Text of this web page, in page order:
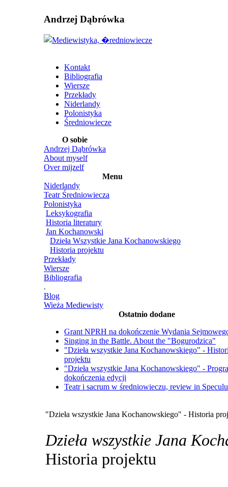
Andrzej Dąbrówka
Kontakt
Bibliografia
Wiersze
Przekłady
Niderlandy
Polonistyka
Średniowiecze
O sobie
Andrzej Dąbrówka
About myself
Over mijzelf
Menu
Niderlandy
Teatr Średniowiecza
Polonistyka
Leksykografia
Historia literatury
Jan Kochanowski
Dzieła Wszystkie Jana Kochanowskiego
Historia projektu
Przekłady
Wiersze
Bibliografia
.
Blog
Wieża Mediewisty
Ostatnio dodane
Grant NPRH na dokończenie Wydania
Singing in the Battle. About the "Bogurodzica"
"Dzieła wszystkie Jana Kochanowskiego" -
projektu
"Dzieła wszystkie Jana Kochanowskiego" -
dokończenia edycji
Teatr i sacrum w średniowieczu, review in
"Dzieła wszystkie Jana Kochanowskiego" - Historia
Dzieła wszystkie Jana
Historia projektu